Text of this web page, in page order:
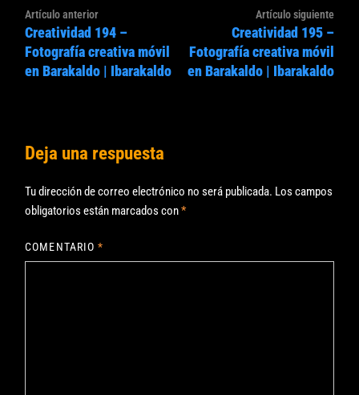
Navegación
de
entradas
Artículo anteriorArtículo
anterior:
Creatividad 194 –
Fotografía creativa móvil
en Barakaldo | Ibarakaldo
Artículo siguiente
Creatividad 195 –
Fotografía creativa móvil
en Barakaldo | Ibarakaldo
Deja una respuesta
Tu dirección de correo electrónico no será publicada. Los campos
obligatorios están marcados con*
COMENTARIO*